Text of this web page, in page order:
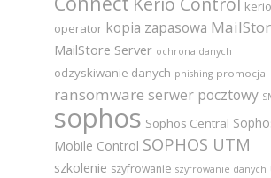
kerio
operator kopia zapasowa
MailStore Server ochrona danych
odzyskiwanie danych phishing promocja
ransomware serwer pocztowy
sophos Sophos Central
Mobile Control SOPHOS UTM
szkolenie szyfrowanie szyfrowanie danych